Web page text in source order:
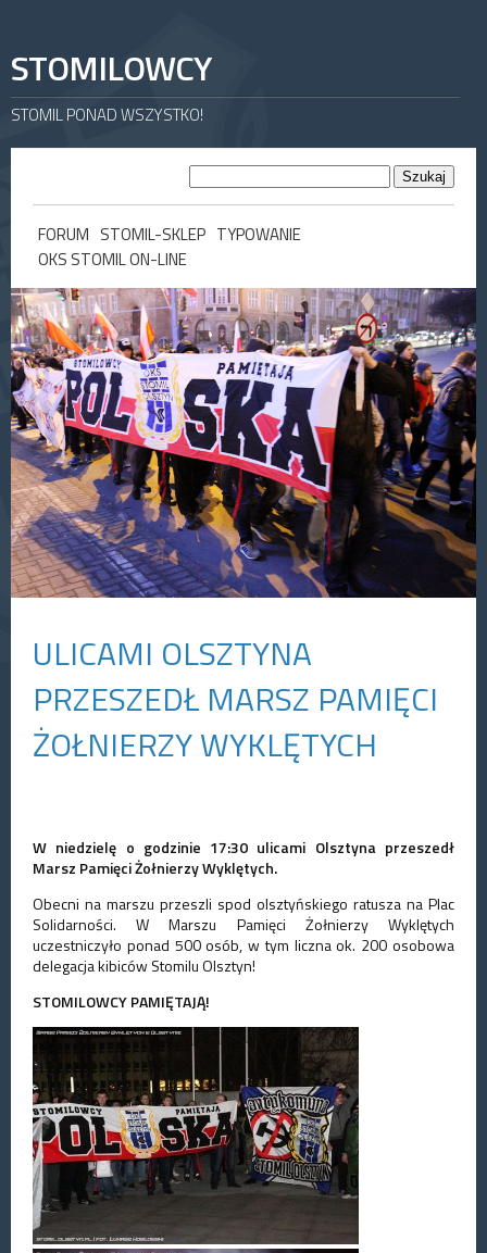
STOMILOWCY
STOMIL PONAD WSZYSTKO!
FORUM STOMIL-SKLEP TYPOWANIE
OKS STOMIL ON-LINE
ULICAMI OLSZTYNA
PRZESZEDŁ MARSZ PAMIĘCI
ŻOŁNIERZY WYKLĘTYCH
W niedzielę o godzinie 17:30 ulicami Olsztyna przeszedł
Marsz Pamięci Żołnierzy Wyklętych.
Obecni na marszu przeszli spod olsztyńskiego ratusza na Plac
Solidarności. W Marszu Pamięci Żołnierzy Wyklętych
uczestniczyło ponad 500 osób, w tym liczna ok. 200 osobowa
delegacja kibiców Stomilu Olsztyn!
STOMILOWCY PAMIĘTAJĄ!